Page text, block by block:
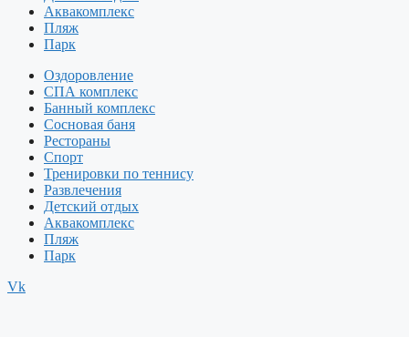
Аквакомплекс
Пляж
Парк
Оздоровление
СПА комплекс
Банный комплекс
Сосновая баня
Рестораны
Спорт
Тренировки по теннису
Развлечения
Детский отдых
Аквакомплекс
Пляж
Парк
Vk